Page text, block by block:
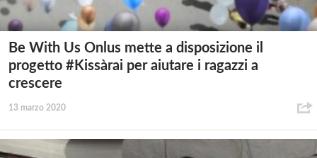
Be With Us Onlus mette a disposizione il
progetto #Kissàrai per aiutare i ragazzi a
crescere
13 marzo 2020